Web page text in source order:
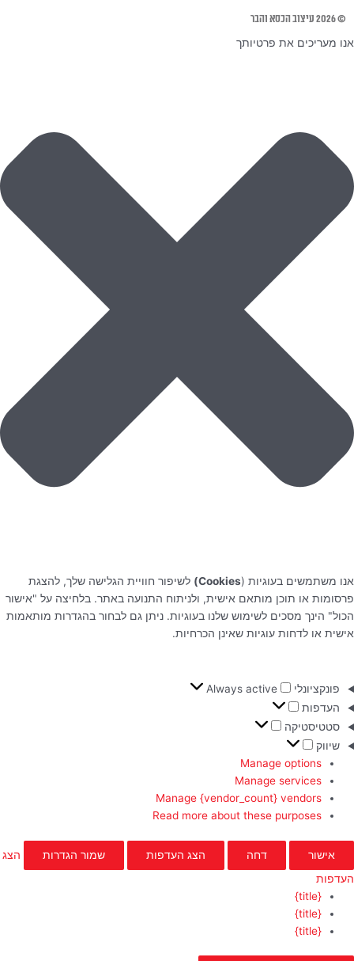
© 2026 עיצוב הכסא והבר
אנו מעריכים את פרטיותך
אנו משתמשים בעוגיות (Cookies)
לשיפור חוויית הגלישה שלך, להצגת
פרסומות או תוכן מותאם אישית, ולניתוח התנועה באתר. בלחיצה על "אישור
הכול" הינך מסכים לשימוש שלנו בעוגיות. ניתן גם לבחור בהגדרות מותאמות
אישית או לדחות עוגיות שאינן הכרחיות.
פונקציונלי
Always active
העדפות
סטטיסטיקה
שיווק
Manage options
Manage services
Manage {vendor_count} vendors
Read more about these purposes
אישור דחה הצג העדפות שמור הגדרות
הצג
העדפות
{title}
{title}
{title}